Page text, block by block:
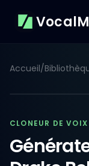
Accueil/
CLONEUR DE